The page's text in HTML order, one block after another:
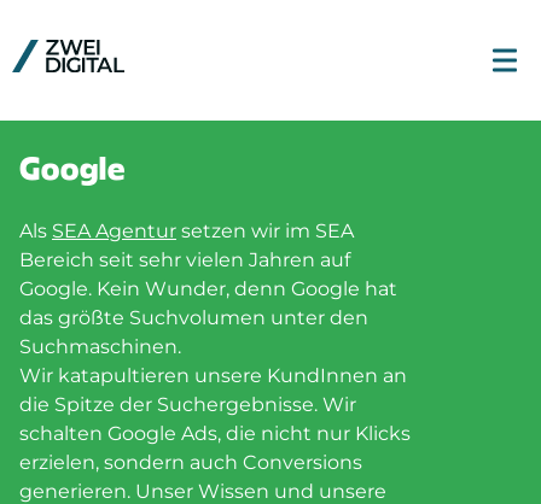
Google
Als SEA Agentur setzen wir im SEA
Bereich seit sehr vielen Jahren auf
Google. Kein Wunder, denn Google hat
das größte Suchvolumen unter den
Suchmaschinen.
Wir katapultieren unsere KundInnen an
die Spitze der Suchergebnisse. Wir
schalten Google Ads, die nicht nur Klicks
erzielen, sondern auch Conversions
generieren. Unser Wissen und unsere